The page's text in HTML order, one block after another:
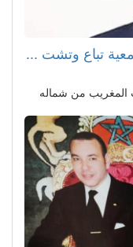
تباع وتشت ...
من شماله